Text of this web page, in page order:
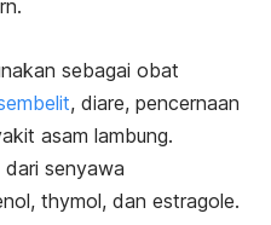
.
sebagai obat
, diare, pencernaan
asam lambung.
dari senyawa
thymol, dan estragole.